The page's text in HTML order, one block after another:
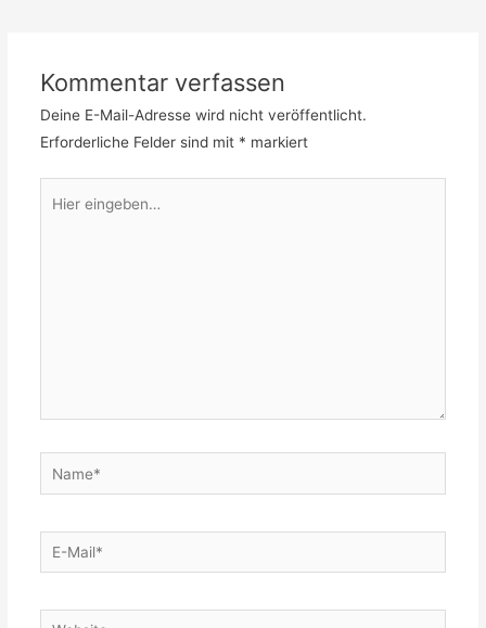
Kommentar verfassen
Deine E-Mail-Adresse wird nicht veröffentlicht.
Erforderliche Felder sind mit * markiert
eingeben…
Name*
E-
Mail*
Website